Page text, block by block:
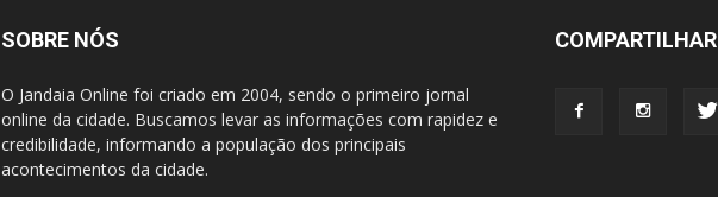
SOBRE NÓS
O Jandaia Online foi criado em 2004, sendo o primeiro jornal
online da cidade. Buscamos levar as informações com rapidez e
credibilidade, informando a população dos principais
acontecimentos da cidade.
COMPARTILHAR